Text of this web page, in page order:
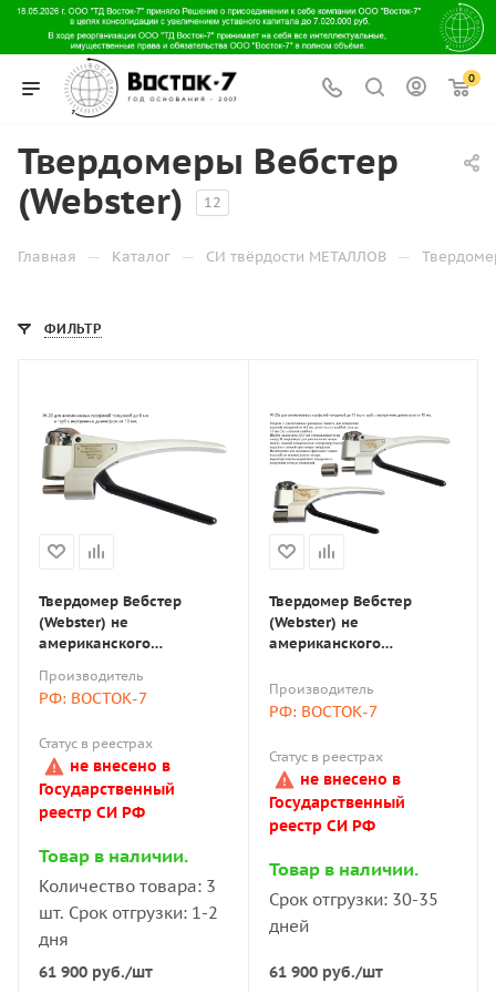
0
Твердомеры Вебстер
(Webster)
12
Главная — Каталог — СИ твёрдости МЕТАЛЛОВ —
ФИЛЬТР
Твердомер Вебстер
(Webster) не
американского
алюминиевых профилей
толщиной до 6 мм и труб
от 10 мм
Производитель
РФ: ВОСТОК-7
Статус в реестрах
не внесено в
Государственный
реестр СИ РФ
Товар в наличии.
Количество товара: 3
шт. Срок отгрузки: 1-2
дня
61 900 руб./шт
Твердомер Вебстер
(Webster) не
американского
алюминиевых профилей
толщиной до 13 мм и
диаметром от 10 мм
Производитель
РФ: ВОСТОК-7
Статус в реестрах
не внесено в
Государственный
реестр СИ РФ
Товар в наличии.
Срок отгрузки: 30-35
дней
61 900руб./шт